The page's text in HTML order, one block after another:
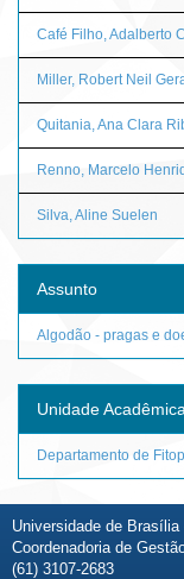
Café Filho, Adalberto
Miller, Robert Neil
Quitania, Ana Clara
Renno, Marcelo
Silva, Aline Suelen
Assunto
Algodão - pragas e
Unidade Acadêmica
Departamento de
Universidade de
Coordenadoria de
(61) 3107-2683